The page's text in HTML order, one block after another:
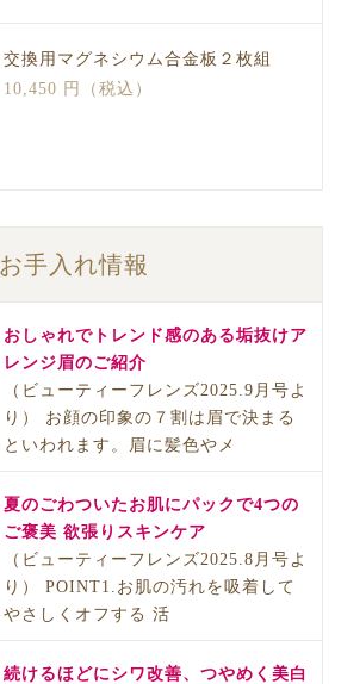
交換用マグネシウム合金板２枚組
10,450 円（税込）
お手入れ情報
おしゃれでトレンド感のある垢抜けア
レンジ眉のご紹介
（ビューティーフレンズ2025.9月号よ
り） お顔の印象の７割は眉で決まる
といわれます。眉に髪色やメ
夏のごわついたお肌にパックで4つの
ご褒美 欲張りスキンケア
（ビューティーフレンズ2025.8月号よ
り） POINT1.お肌の汚れを吸着して
やさしくオフする 活
続けるほどにシワ改善、つやめく美白